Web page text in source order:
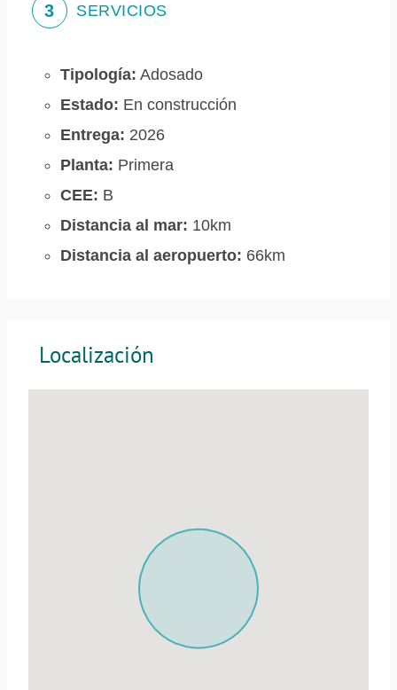
3 SERVICIOS
Tipología: Adosado
Estado: En construcción
Entrega: 2026
Planta: Primera
CEE: B
Distancia al mar: 10km
Distancia al aeropuerto: 66km
Localización